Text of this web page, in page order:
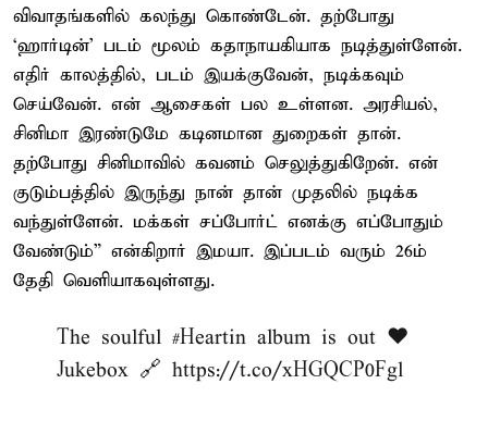
விவாதங்களில் கலந்து கொண்டேன். தற்போது
‘ஹார்டின்’ படம் மூலம் கதாநாயகியாக நடித்துள்ளேன்.
எதிர் காலத்தில், படம் இயக்குவேன், நடிக்கவும்
செய்வேன். என் ஆசைகள் பல உள்ளன. அரசியல்,
சினிமா இரண்டுமே கடினமான துறைகள் தான்.
தற்போது சினிமாவில் கவனம் செலுத்துகிறேன். என்
குடும்பத்தில் இருந்து நான் தான் முதலில் நடிக்க
வந்துள்ளேன். மக்கள் சப்போர்ட் எனக்கு எப்போதும்
வேண்டும்” என்கிறார் இமயா. இப்படம் வரும் 26ம்
தேதி வெளியாகவுள்ளது.
The soulful #Heartin album is out ❤️
Jukebox 🔗 https://t.co/xHGQCP0Fgl